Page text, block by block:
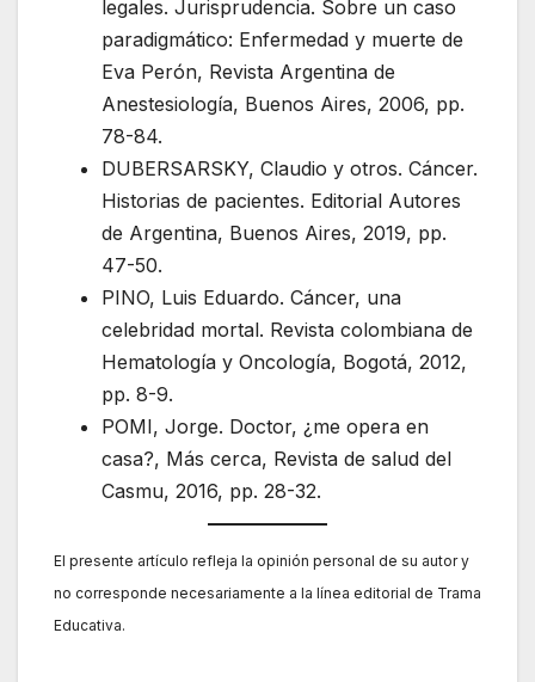
legales. Jurisprudencia. Sobre un caso
paradigmático: Enfermedad y muerte de
Eva Perón, Revista Argentina de
Anestesiología, Buenos Aires, 2006, pp.
78-84.
DUBERSARSKY, Claudio y otros. Cáncer.
Historias de pacientes. Editorial Autores
de Argentina, Buenos Aires, 2019, pp.
47-50.
PINO, Luis Eduardo. Cáncer, una
celebridad mortal. Revista colombiana de
Hematología y Oncología, Bogotá, 2012,
pp. 8-9.
POMI, Jorge. Doctor, ¿me opera en
casa?, Más cerca, Revista de salud del
Casmu, 2016, pp. 28-32.
El presente artículo refleja la opinión personal de su autor y
no corresponde necesariamente a la línea editorial de Trama
Educativa.